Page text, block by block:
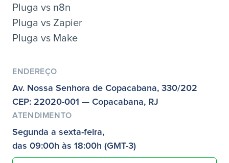
Pluga vs n8n
Pluga vs Zapier
Pluga vs Make
ENDEREÇO
Av. Nossa Senhora de Copacabana, 330/202
CEP: 22020-001 — Copacabana, RJ
ATENDIMENTO
Segunda a sexta-feira,
das 09:00h às 18:00h (GMT-3)